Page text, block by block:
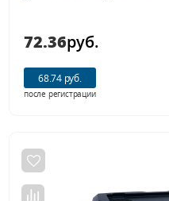
72.36руб.
68.74 руб.
после регистрации